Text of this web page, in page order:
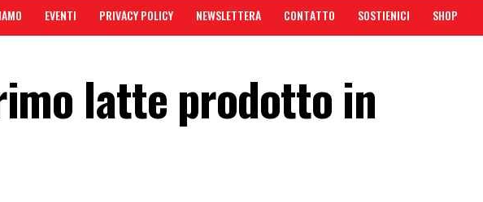
EVENTI PRIVACY POLICY NEWSLETTERA CONTATTO SOSTIENICI SHOP
latte prodotto in